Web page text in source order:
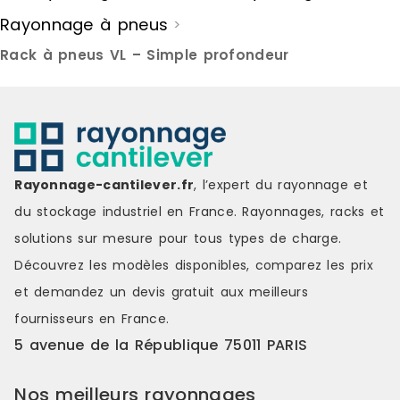
un système de management de la
qualité certifié ISO 9001:2015,
assurant la maîtrise des
Couleur : silver Matière : metal Prix
de livraison : 30.00 € Délai de
livraison : 9-11 jours ouvrés
Rayonnage à pneus >
Rack à pneus VL – Simple profondeur
Rayonnage-cantilever.fr, l’expert du rayonnage et
du stockage industriel en France. Rayonnages, racks et
solutions sur mesure pour tous types de charge.
Découvrez les modèles disponibles, comparez les prix
et demandez un devis gratuit aux meilleurs
fournisseurs en France.
5 avenue de la République 75011 PARIS
Nos meilleurs rayonnages